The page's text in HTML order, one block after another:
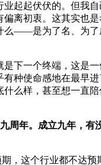
业起起伏伏的。但我
偏离初衷。这其实也
么——是为了名、为了
是下一个终端，这是
有种使命感地在最早
么样，甚至想一直
周年。成立九年，有
，这个行业都不达预